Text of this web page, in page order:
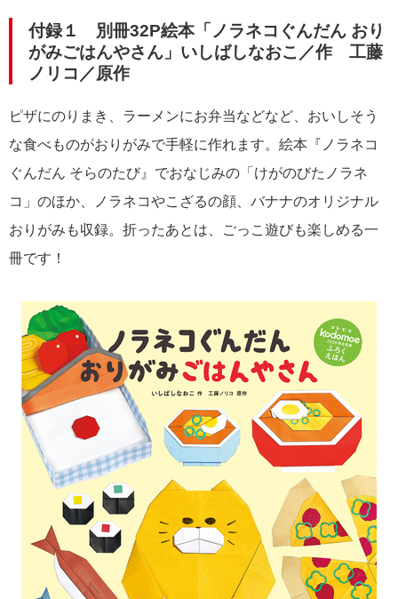
付録１ 別冊32P絵本「ノラネコぐんだん おり
がみごはんやさん」いしばしなおこ／作 工藤
ノリコ／原作
ピザにのりまき、ラーメンにお弁当などなど、おいしそう
な食べものがおりがみで手軽に作れます。絵本『ノラネコ
ぐんだん そらのたび』でおなじみの「けがのびたノラネ
コ」のほか、ノラネコやこざるの顔、バナナのオリジナル
おりがみも収録。折ったあとは、ごっこ遊びも楽しめる一
冊です！